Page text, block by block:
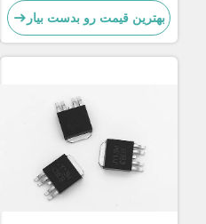
بهترین قیمت رو بدست بیار